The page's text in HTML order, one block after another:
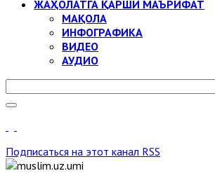
ЖАҲОЛАТГА ҚАРШИ МАЪРИФАТ
МАҚОЛА
ИНФОГРАФИКА
ВИДЕО
АУДИО
Подписаться на этот канал RSS